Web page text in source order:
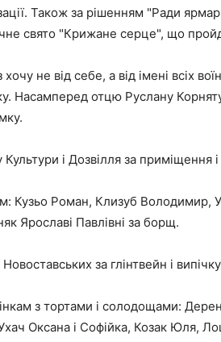
Також за рішенням "Ради
свято "Крижане серце", що
хочу не від себе, а від імені всіх
Насамперед отцю Руслану
Культури і Дозвілля за приміщення
Кузьо Роман, Клизуб Володимир,
Ярославі Павлівні за борщ.
за глінтвейн і
з тортами і солодощами:
Оксана і Софійка, Козак Юля,